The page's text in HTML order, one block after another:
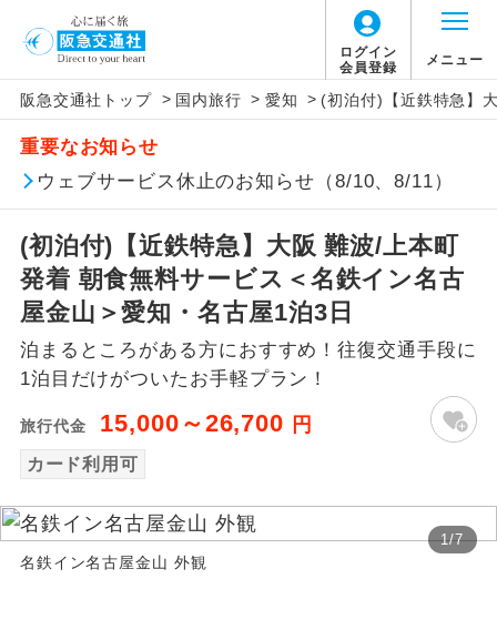
ログイン
会員登録
メニュー
阪急交通社トップ > 国内旅行 > 愛知 > (初泊付)【近鉄特急】
重要なお知らせ
ウェブサービス休止のお知らせ（8/10、8/11）
(初泊付)【近鉄特急】大阪 難波/上本町
発着 朝食無料サービス＜名鉄イン名古
屋金山＞愛知・名古屋1泊3日
泊まるところがある方におすすめ！往復交通手段に
1泊目だけがついたお手軽プラン！
旅行代金 15,000～26,700 円
カード利用可
1/7
名鉄イン名古屋金山 外観
アイコン 説明
添乗員同行
往路出発空港（駅）から復路到着空港
（駅）まで同行します。
現地添乗員同
行
現地到着空港（駅）から最終日出発空港
（駅）まで添乗員が同行します。
バスガイド乗
務
バスガイドが乗務し、車内での観光案内
があります。
世界遺産
絶景 絶景スポットに立ち寄るコースです。